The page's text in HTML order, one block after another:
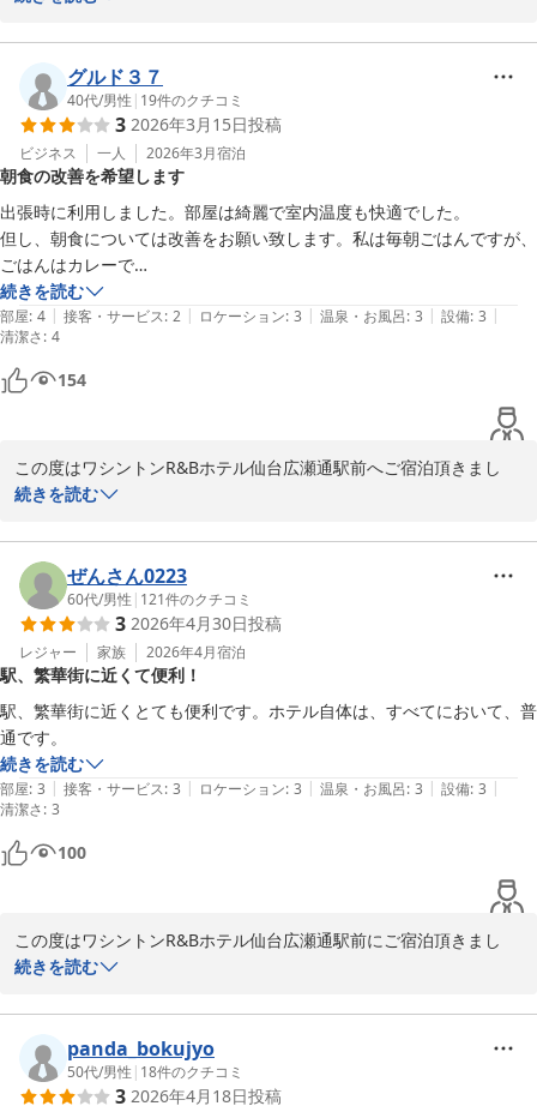
折角当館をお選び頂きましたのに、従業員の対応ならびにお部屋に
不手際がございまして、大変申し訳ございませんでした。
改めて従業員への指導及び客室のチェック体制を見直し、改善に努
めて参ります。
頂いたご意見を基にお客様へより良いサービスと快適なお部屋を提
供できるよう精進して参ります。
お忙しい中クチコミをご投稿いただき、ありがとうございました。
ワシントンＲ＆Ｂホテル仙台広瀬通駅前
2026-02-07
グルド３７
40代/男性 | 19件のクチコミ
3 2026年3月15日投稿
ビジネス 一人 2026年3月宿泊
朝食の改善を希望します
出張時に利用しました。部屋は綺麗で室内温度も快適でした。
但し、朝食については改善をお願い致します。私は毎朝ごはんですが、
ごはんはカレーで
おかずもゆで卵とサラダだけでした。この内容で続けるのならば宿泊代
を下げるか
宿泊代はそのままで例えばおにぎりや焼き魚、みそ汁を追加してほしい
です。
続きを読む
部屋: 4 | 接客・サービス: 2 | ロケーション: 3 | 温泉・お風呂: 3 | 設備: 3 |
清潔さ: 4
154
この度はワシントンR&Bホテル仙台広瀬通駅前へご宿泊頂きまし
て、誠にありがとうございます。
ざいます。
すぐの改善が難しく、大変心苦しい限りではございますが、頂いた
御意見を元にさらにより良いサービスを提供出来るよう、従業員一
同励んで参ります。
この度はお忙しい中クチコミをご投稿頂き、誠にありがとうござい
ました。
フロント星川
ワシントンＲ＆Ｂホテル仙台広瀬通駅前
2026-03-15
続きを読む
ぜんさん0223
60代/男性 | 121件のクチコミ
3 2026年4月30日投稿
レジャー 家族 2026年4月宿泊
駅、繁華街に近くて便利！
駅、繁華街に近くとても便利です。ホテル自体は、すべてにおいて、普
通です。
続きを読む
部屋: 3 | 接客・サービス: 3 | ロケーション: 3 | 温泉・お風呂: 3 | 設備: 3 |
清潔さ: 3
100
この度はワシントンR&Bホテル仙台広瀬通駅前にご宿泊頂きまし
て、誠にありがとうございます。
当館はJR仙台駅より徒歩約10分、地下鉄広瀬通駅より徒歩1分に位
置しており、ビジネスや観光の拠点として幅広くご利用頂いており
ます。
近隣にも飲食店やアーケード街がございますので、お食事やお買い
続きを読む
panda_bokujyo
50代/男性 | 18件のクチコミ
3 2026年4月18日投稿